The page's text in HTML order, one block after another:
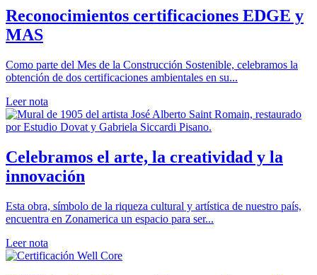
Reconocimientos certificaciones EDGE y
MAS
Como parte del Mes de la Construcción Sostenible, celebramos la
obtención de dos certificaciones ambientales en su...
Leer nota
Celebramos el arte, la creatividad y la
innovación
Esta obra, símbolo de la riqueza cultural y artística de nuestro país,
encuentra en Zonamerica un espacio para ser...
Leer nota